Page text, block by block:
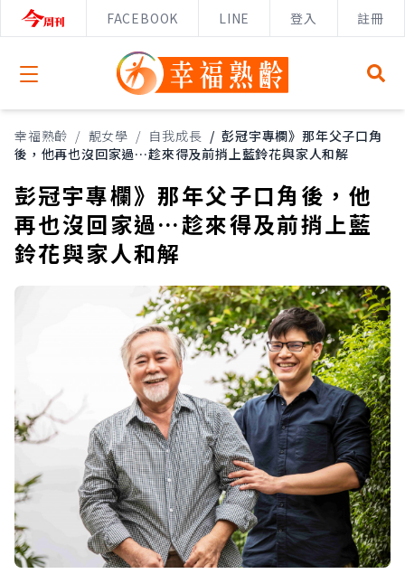
FACEBOOK LINE 登入 註冊
Open menu
幸福熟齡 / 靚女學 / 自我成長 / 彭冠宇專欄》那年父子口角
後，他再也沒回家過…趁來得及前捎上藍鈴花與家人和解
彭冠宇專欄》那年父子口角後，他
再也沒回家過…趁來得及前捎上藍
鈴花與家人和解